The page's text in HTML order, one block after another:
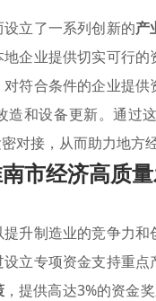
立了一系列创新的产
企业提供切实可行
符合条件的企业提
造和设备更新。通过
对接，从而助力地方
市经济高质
提升制造业的竞争力
立专项资金支持重
，提供高达3%的资金